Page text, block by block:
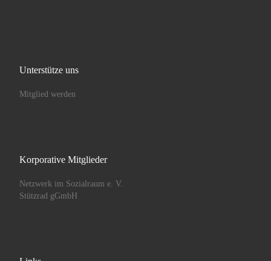
Unterstütze uns
Mitglied werden
Korporative Mitglieder
Netzwerk im Sozialraum e. V.
Stützrad gGmbH